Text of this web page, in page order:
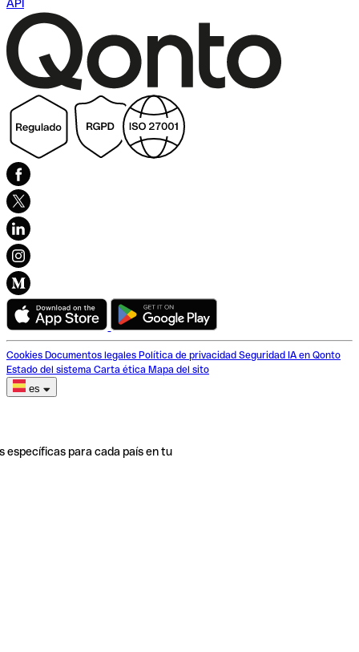
API
Cookies Documentos legales Política de privacidad Seguridad IA en Qonto
Estado del sistema Carta ética Mapa del sito
es
específicas para cada país en tu